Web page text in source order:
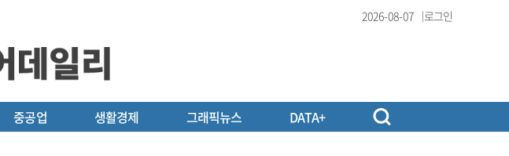
2026-08-07 로그인
중공업 생활경제 그래픽뉴스 DATA+